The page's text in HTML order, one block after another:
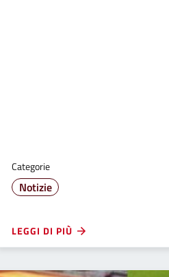
Categorie
Notizie
LEGGI DI PIÙ